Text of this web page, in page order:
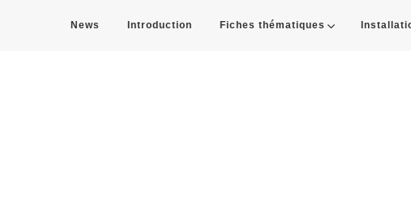
News Introduction Fiches thématiques